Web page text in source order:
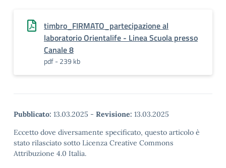
timbro_FIRMATO_partecipazione al
laboratorio Orientalife - Linea Scuola presso
Canale 8
pdf - 239 kb
Pubblicato: 13.03.2025 - Revisione: 13.03.2025
Eccetto dove diversamente specificato, questo articolo è
stato rilasciato sotto Licenza Creative Commons
Attribuzione 4.0 Italia.